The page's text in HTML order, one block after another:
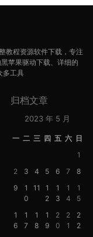
教程资源软件下载，专注
苹果驱动下载、详细的
多工具
归档文章
2023 年 5 月
一 二 三 四 五 六 日
1
2
3 4 5 6 7
8
9
1
0
11
1
2
1
3
1
4
1
5
1
6
1
7
1
8
1
9
2
0
2
1
2
2